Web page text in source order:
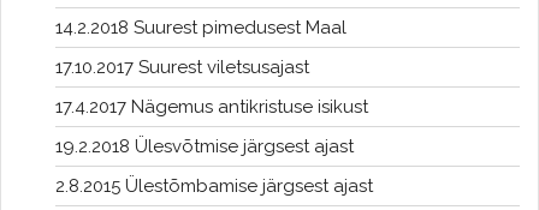
14.2.2018 Suurest pimedusest Maal
17.10.2017 Suurest viletsusajast
17.4.2017 Nägemus antikristuse isikust
19.2.2018 Ülesvõtmise järgsest ajast
2.8.2015 Ülestõmbamise järgsest ajast